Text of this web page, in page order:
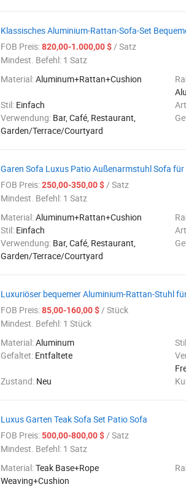
Klassisches Aluminium-Rattan-Sofa-Set
FOB Preis:820,00-1.000,00 $/ Satz
Mindest. Befehl: 1 Satz
Material:Aluminum+Rattan+Cushion
Stil: Einfach
Verwendung: Bar, Café, Restaurant,
Garden/Terrace/Courtyard
Garen Sofa Luxus Patio Außenarmstuhl Sofa für
FOB Preis:250,00-350,00 $/ Satz
Mindest. Befehl: 1 Satz
Material:Aluminum+Rattan+Cushion
Stil: Einfach
Verwendung: Bar, Café, Restaurant,
Garden/Terrace/Courtyard
Luxuriöser bequemer Aluminium-Rattan-Stuhl
FOB Preis:85,00-160,00 $/ Stück
Mindest. Befehl: 1 Stück
Material:Aluminum
Gefaltet: Entfaltete
Zustand: Neu
Luxus Garten Teak Sofa Set Patio Sofa
FOB Preis:500,00-800,00 $/ Satz
Mindest. Befehl: 1 Satz
Material:Teak Base+Rope
Weaving+Cushion